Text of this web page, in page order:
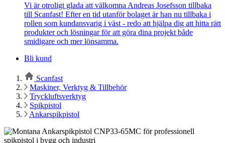
Vi är otroligt glada att välkomna Andreas Josefsson tillbaka
till Scanfast! Efter en tid utanför bolaget är han nu tillbaka i
rollen som kundansvarig i väst - redo att hjälpa dig att hitta rätt
produkter och lösningar för att göra dina projekt både
smidigare och mer lönsamma.
Bli kund
Scanfast
Maskiner, Verktyg & Tillbehör
Tryckluftsverktyg
Spikpistol
Ankarspikpistol